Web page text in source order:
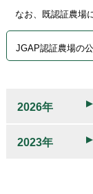
なお、既認証農場
JGAP認証農場の
2026年
2023年